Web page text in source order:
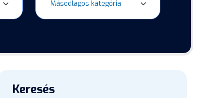
Keresés